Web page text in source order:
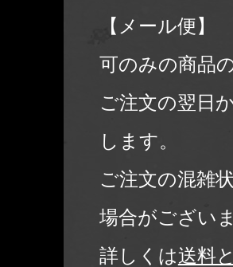
【メール便】
可のみの商品
ご注文の翌日
します。
ご注文の混雑
場合がございま
詳しくは送料